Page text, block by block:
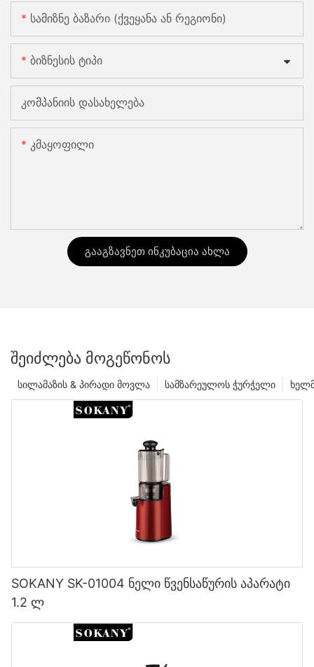
Სამიზნე Ბაზარი (ქვეყანა Ან Რეგიონი)
Ბიზნესის Ტიპი
Კომპანიის Დასახელება
Კმაყოფილი
Გააგზავნეთ Ინკუბაცია Ახლა
ᲨᲔᲘᲫᲚᲔᲑᲐ ᲛᲝᲒᲔᲬᲝᲜᲝᲡ
სამზარეულოს ჭურჭელი
სილამაზის & პირადი მოვლა
SOKANY SK-01004 ნელი წვენსაწურის აპარატი
1.2 ლ